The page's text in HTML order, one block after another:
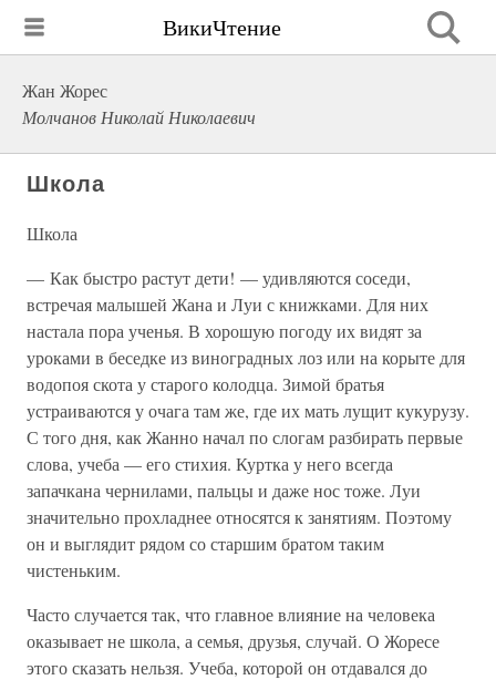
ВикиЧтение
Жан Жорес
Молчанов Николай Николаевич
Школа
Школа
— Как быстро растут дети! — удивляются соседи,
встречая малышей Жана и Луи с книжками. Для них
настала пора ученья. В хорошую погоду их видят за
уроками в беседке из виноградных лоз или на корыте для
водопоя скота у старого колодца. Зимой братья
устраиваются у очага там же, где их мать лущит кукурузу.
С того дня, как Жанно начал по слогам разбирать первые
слова, учеба — его стихия. Куртка у него всегда
запачкана чернилами, пальцы и даже нос тоже. Луи
значительно прохладнее относятся к занятиям. Поэтому
он и выглядит рядом со старшим братом таким
чистеньким.
Часто случается так, что главное влияние на человека
оказывает не школа, а семья, друзья, случай. О Жоресе
этого сказать нельзя. Учеба, которой он отдавался до